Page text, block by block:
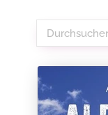
Durchsuchen
Sie
Shop